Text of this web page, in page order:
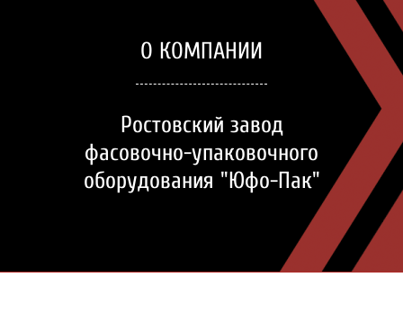
О КОМПАНИИ
Ростовский завод
фасовочно-упаковочного
оборудования "Юфо-Пак"